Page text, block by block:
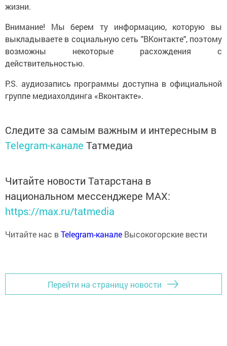
жизни.
Внимание! Мы берем ту информацию, которую вы
выкладываете в социальную сеть "ВКонтакте", поэтому
возможны некоторые расхождения с
действительностью.
P.S. аудиозапись программы доступна в официальной
группе медиахолдинга «Вконтакте».
Следите за самым важным и интересным в
Telegram-канале Татмедиа
Читайте новости Татарстана в
национальном мессенджере MАХ:
https://max.ru/tatmedia
Читайте нас вTelegram-канале Высокогорские вести
Перейти на страницу новости